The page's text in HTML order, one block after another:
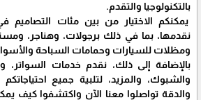
بالتكنولوجيا والتقدم.
يمكنكم الاختيار من بين مئات التصاميم
نقدمها، بما في ذلك برجولات، وهناجر،
ومظلات للسيارات وحمامات السباحة والأسواق
بالإضافة إلى ذلك، نقدم خدمات السواتر،
والشبوك، والمزيد، لتلبية جميع
والدقة تواصلوا معنا الآن واكتشفوا كيف